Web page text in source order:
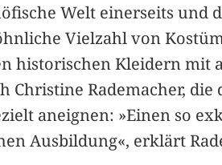
Welt einerseits und
Vielzahl von
historischen Kleidern mit
Christine Rademacher,
aneignen: »Einen so
Ausbildung«, erklärt